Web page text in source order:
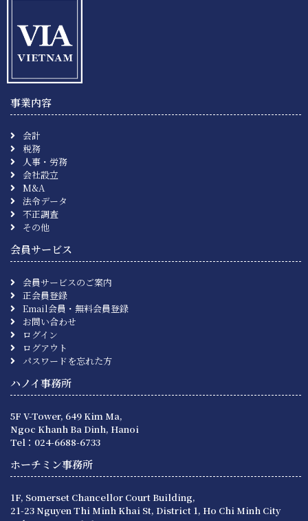
事業内容
会計
税務
人事・労務
会社設立
M&A
法令データ
不正調査
その他
会員サービス
会員サービスのご案内
正会員登録
Email会員・無料会員登録
お問い合わせ
ログイン
ログアウト
パスワードを忘れた方
ハノイ事務所
5F V-Tower, 649 Kim Ma,
Ngoc Khanh Ba Dinh, Hanoi
Tel：024-6688-6733
ホーチミン事務所
1F, Somerset Chancellor Court Building,
21-23 Nguyen Thi Minh Khai St, District 1, Ho Chi Minh City